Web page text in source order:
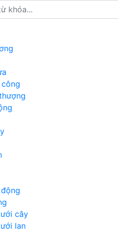
cây
lan